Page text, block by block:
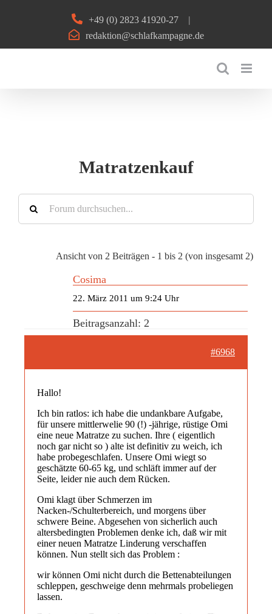
+49 (0) 2823 41920-27
|
redaktion@schlafkampagne.de
Matratzenkauf
Ansicht von 2 Beiträgen - 1 bis 2 (von insgesamt 2)
Cosima
22. März 2011 um 9:24 Uhr
Beitragsanzahl: 2
#6968
Hallo!
Ich bin ratlos: ich habe die undankbare Aufgabe,
für unsere mittlerwelie 90 (!) -jährige, rüstige Omi
eine neue Matratze zu suchen. Ihre ( eigentlich
noch gar nicht so ) alte ist definitiv zu weich, ich
habe probegeschlafen. Unsere Omi wiegt so
geschätzte 60-65 kg, und schläft immer auf der
Seite, leider nie auch dem Rücken.
Omi klagt über Schmerzen im
Nacken-/Schulterbereich, und morgens über
schwere Beine. Abgesehen von sicherlich auch
altersbedingten Problemen denke ich, daß wir mit
einer neuen Matratze Linderung verschaffen
können. Nun stellt sich das Problem :
wir können Omi nicht durch die Bettenabteilungen
schleppen, geschweige denn mehrmals probeliegen
lassen.